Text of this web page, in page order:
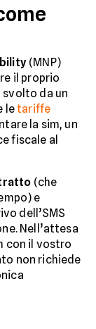
(MNP)
il proprio
svolto da un
letariffe
la sim, un
fiscale al
(che
e
dell’SMS
Nell’attesa
con il vostro
non richiede